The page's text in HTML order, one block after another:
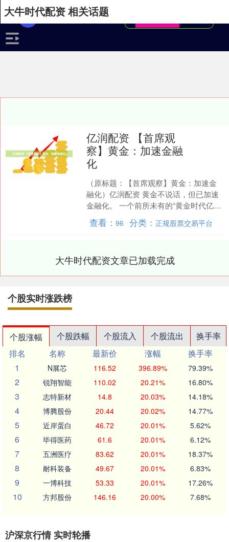
大牛时代配资 相关话题
亿润配资 【首席观
察】黄金：加速金融
化
（原标题：【首席观察】黄金：加速金
融化）亿润配资 黄金不说话，但已加速
金融化。 一个前所未有的“黄金时代亿润
配资”悄然而至，全球央行、华尔街投行
乃至个体投资者都....
查看：96 分类： 正规股票交易平台
大牛时代配资文章已加载完成
个股实时涨跌榜
个股涨幅 个股跌幅 个股流入 个股流出
换手率
排名
名称 最新价 涨幅
换手率
1
N展芯 116.52 396.89% 79.39%
2 锐翔智能 110.02 20.21% 16.80%
3 志特新材 14.8 20.03% 14.18%
4 博腾股份 20.44 20.02% 14.77%
5 近岸蛋白 46.72 20.01% 5.62%
6 毕得医药 61.6 20.01% 6.12%
7 五洲医疗 83.62 20.01% 18.37%
8 耐科装备 49.67 20.01% 6.83%
9 一博科技 53.33 20.01% 17.26%
10 方邦股份 146.16 20.00% 7.68%
沪深京行情 实时轮播